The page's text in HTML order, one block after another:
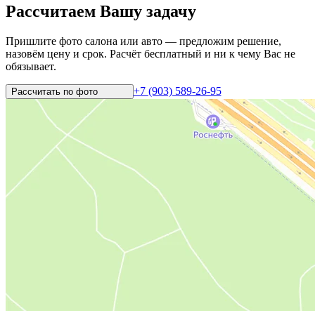
Рассчитаем Вашу задачу
Пришлите фото салона или авто — предложим решение,
назовём цену и срок. Расчёт бесплатный и ни к чему Вас не
обязывает.
Рассчитать по фото +7 (903) 589-26-95